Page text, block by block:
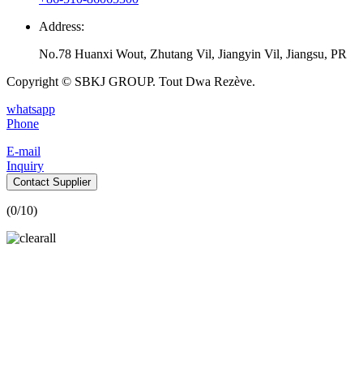
Address:
No.78 Huanxi Wout, Zhutang Vil, Jiangyin Vil, Jiangsu, PR
Copyright © SBKJ GROUP. Tout Dwa Rezève.
whatsapp
Phone
E-mail
Inquiry
Contact Supplier
(0/10)